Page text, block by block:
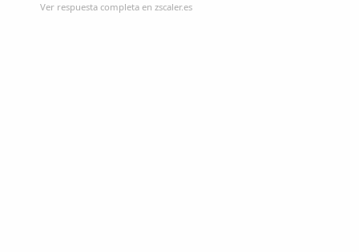
Ver respuesta completa en zscaler.es